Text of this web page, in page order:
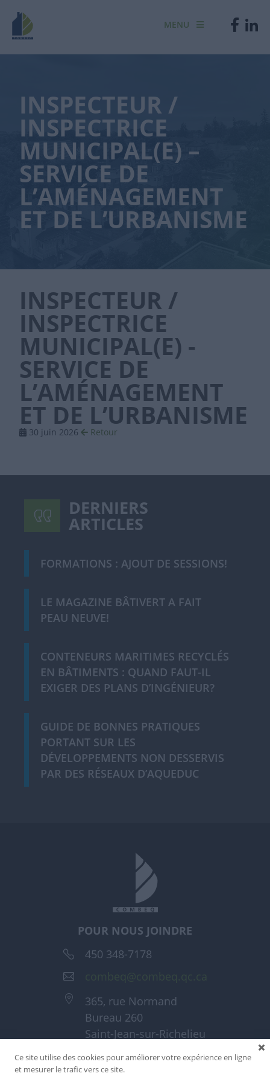
MENU
INSPECTEUR /
INSPECTRICE
MUNICIPAL(E) –
SERVICE DE
L’AMÉNAGEMENT
ET DE L’URBANISME
INSPECTEUR /
INSPECTRICE
MUNICIPAL(E) -
SERVICE DE
L’AMÉNAGEMENT
ET DE L’URBANISME
30 juin 2026 Retour
DERNIERS
ARTICLES
FORMATIONS : AJOUT DE SESSIONS!
LE MAGAZINE BÂTIVERT A FAIT
PEAU NEUVE!
CONTENEURS MARITIMES RECYCLÉS
EN BÂTIMENTS : QUAND FAUT-IL
EXIGER DES PLANS D’INGÉNIEUR?
GUIDE DE BONNES PRATIQUES
PORTANT SUR LES
DÉVELOPPEMENTS NON DESSERVIS
PAR DES RÉSEAUX D’AQUEDUC
POUR NOUS JOINDRE
450 348-7178
365, rue Normand
Bureau 260
Saint-Jean-sur-Richelieu
Ce site utilise des cookies pour améliorer votre expérience en ligne
et mesurer le trafic vers ce site.